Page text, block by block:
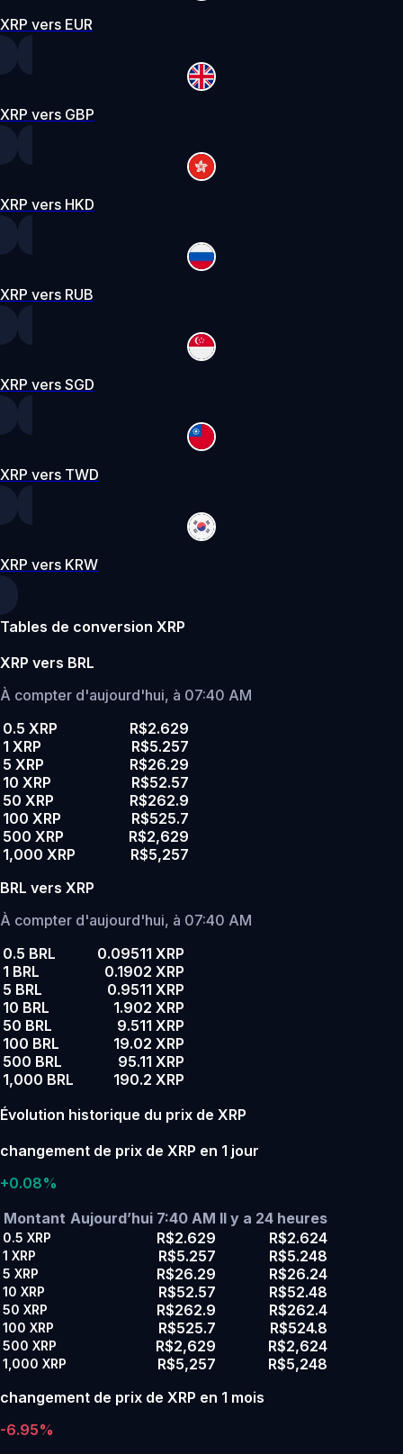
XRP vers EUR
XRP vers GBP
XRP vers HKD
XRP vers RUB
XRP vers SGD
XRP vers TWD
XRP vers KRW
Tables de conversion XRP
XRP vers BRL
À compter d'aujourd'hui, à 07:40 AM
0.5 XRP
R$2.629
1 XRP
R$5.257
5 XRP
R$26.29
10 XRP
R$52.57
50 XRP
R$262.9
100 XRP
R$525.7
500 XRP
R$2,629
1,000 XRP
R$5,257
BRL vers XRP
À compter d'aujourd'hui, à 07:40 AM
0.5 BRL
0.09511 XRP
1 BRL
0.1902 XRP
5 BRL
0.9511 XRP
10 BRL
1.902 XRP
50 BRL
9.511 XRP
100 BRL
19.02 XRP
500 BRL
95.11 XRP
1,000 BRL
190.2 XRP
Évolution historique du prix de XRP
changement de prix de XRP en 1 jour
+0.08%
Montant Aujourd’hui 7:40 AM Il y a 24 heures
0.5 XRP R$2.629 R$2.624
1 XRP R$5.257 R$5.248
5 XRP R$26.29 R$26.24
10 XRP R$52.57 R$52.48
50 XRP R$262.9 R$262.4
100 XRP R$525.7 R$524.8
500 XRP R$2,629 R$2,624
1,000 XRP R$5,257
R$5,248
changement de prix de XRP en 1 mois
-6.95%